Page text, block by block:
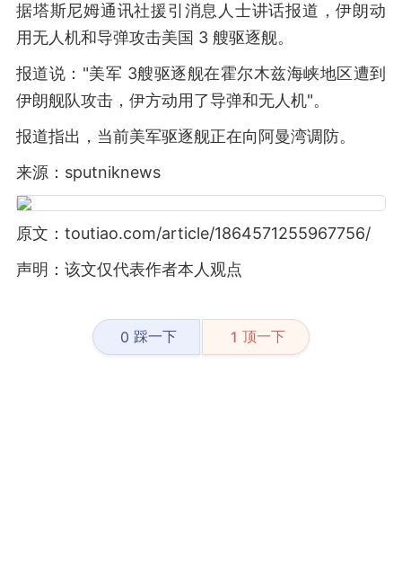
据塔斯尼姆通讯社援引消息人士讲话报道，伊朗动
用无人机和导弹攻击美国 3 艘驱逐舰。
报道说："美军 3艘驱逐舰在霍尔木兹海峡地区遭到
伊朗舰队攻击，伊方动用了导弹和无人机"。
报道指出，当前美军驱逐舰正在向阿曼湾调防。
来源：sputniknews
原文：toutiao.com/article/1864571255967756/
声明：该文仅代表作者本人观点
0 踩一下 1 顶一下